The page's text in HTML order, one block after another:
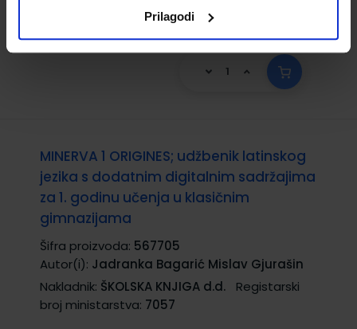
Prilagodi
MINERVA 1 ORIGINES; udžbenik latinskog
jezika s dodatnim digitalnim sadržajima
za 1. godinu učenja u klasičnim
gimnazijama
Šifra proizvoda: 567705
Autor(i): Jadranka Bagarić Mislav Gjurašin
Nakladnik: ŠKOLSKA KNJIGA d.d.
Registarski
broj ministarstva: 7057